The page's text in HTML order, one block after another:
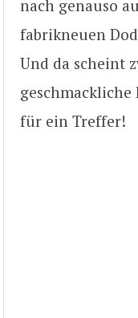
nach genauso
fabrikneuen
Und da scheint
geschmackliche
für ein Treffer!